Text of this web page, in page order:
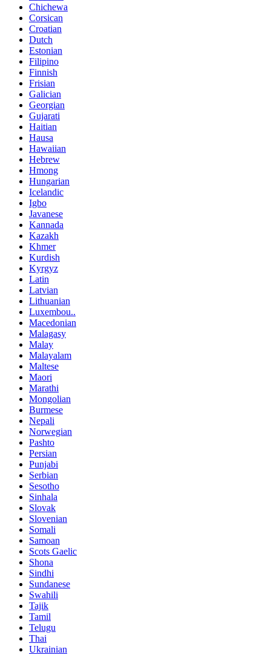
Chichewa
Corsican
Croatian
Dutch
Estonian
Filipino
Finnish
Frisian
Galician
Georgian
Gujarati
Haitian
Hausa
Hawaiian
Hebrew
Hmong
Hungarian
Icelandic
Igbo
Javanese
Kannada
Kazakh
Khmer
Kurdish
Kyrgyz
Latin
Latvian
Lithuanian
Luxembou..
Macedonian
Malagasy
Malay
Malayalam
Maltese
Maori
Marathi
Mongolian
Burmese
Nepali
Norwegian
Pashto
Persian
Punjabi
Serbian
Sesotho
Sinhala
Slovak
Slovenian
Somali
Samoan
Scots Gaelic
Shona
Sindhi
Sundanese
Swahili
Tajik
Tamil
Telugu
Thai
Ukrainian